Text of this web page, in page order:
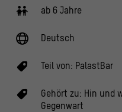
ab 6 Jahre
Deutsch
Teil von: PalastBar
Gehört zu: Hin und
Gegenwart